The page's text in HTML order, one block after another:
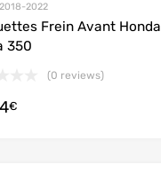
2018-2022
Frein Avant Honda
350
(0 reviews)
€